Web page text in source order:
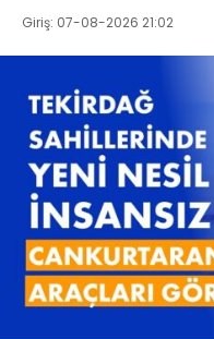
Giriş: 07-08-2026 21:02